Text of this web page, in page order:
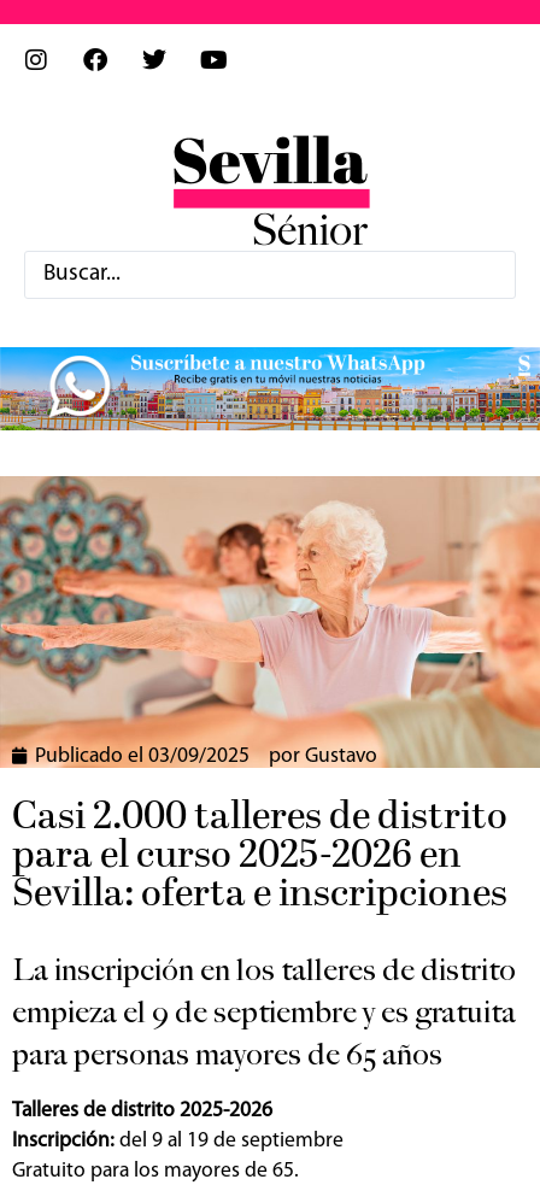
Publicado el 03/09/2025 por Gustavo
Casi 2.000 talleres de distrito
para el curso 2025-2026 en
Sevilla: oferta e inscripciones
La inscripción en los talleres de distrito
empieza el 9 de septiembre y es gratuita
para personas mayores de 65 años
Talleres de distrito 2025-2026
Inscripción: del 9 al 19 de septiembre
Gratuito para los mayores de 65.